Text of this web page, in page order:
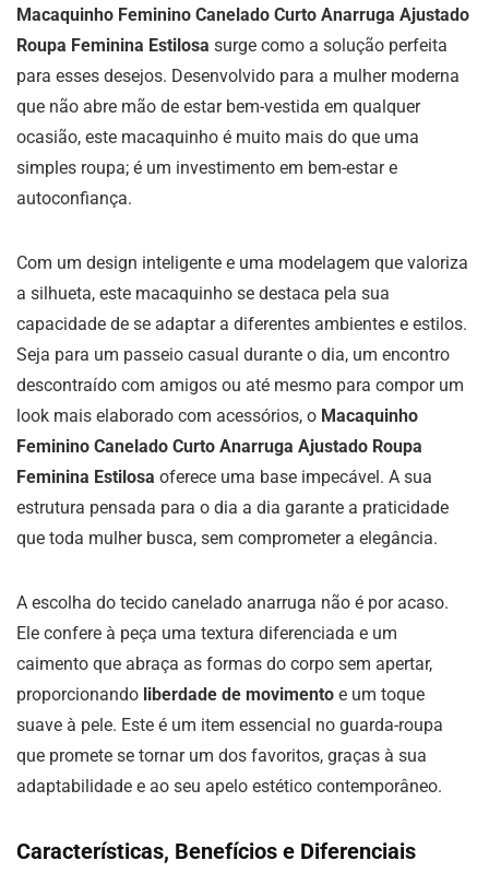
Macaquinho Feminino Canelado Curto Anarruga Ajustado
Roupa Feminina Estilosa surge como a solução perfeita
para esses desejos. Desenvolvido para a mulher moderna
que não abre mão de estar bem-vestida em qualquer
ocasião, este macaquinho é muito mais do que uma
simples roupa; é um investimento em bem-estar e
autoconfiança.
Com um design inteligente e uma modelagem que valoriza
a silhueta, este macaquinho se destaca pela sua
capacidade de se adaptar a diferentes ambientes e estilos.
Seja para um passeio casual durante o dia, um encontro
descontraído com amigos ou até mesmo para compor um
look mais elaborado com acessórios, o Macaquinho
Feminino Canelado Curto Anarruga Ajustado Roupa
Feminina Estilosa oferece uma base impecável. A sua
estrutura pensada para o dia a dia garante a praticidade
que toda mulher busca, sem comprometer a elegância.
A escolha do tecido canelado anarruga não é por acaso.
Ele confere à peça uma textura diferenciada e um
caimento que abraça as formas do corpo sem apertar,
proporcionando liberdade de movimento e um toque
suave à pele. Este é um item essencial no guarda-roupa
que promete se tornar um dos favoritos, graças à sua
adaptabilidade e ao seu apelo estético contemporâneo.
Características, Benefícios e Diferenciais